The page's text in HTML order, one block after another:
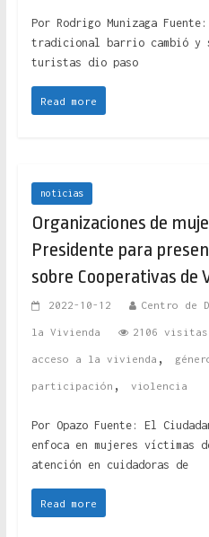
Por Rodrigo Munizaga
tradicional barrio cambió y
turistas dio paso
Read more
noticias
Organizaciones de
Presidente para
sobre Cooperativas de
2022-10-12 Centro de
la Vivienda 2106 visitas
acceso a la vivienda ,
participación , violencia
Por Opazo Fuente: El
enfoca en mujeres víctimas
atención en cuidadoras de
Read more